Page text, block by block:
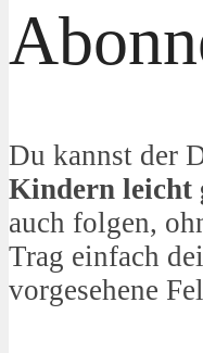
Du kannst der
Kindern leicht
auch folgen,
Trag einfach
vorgesehene